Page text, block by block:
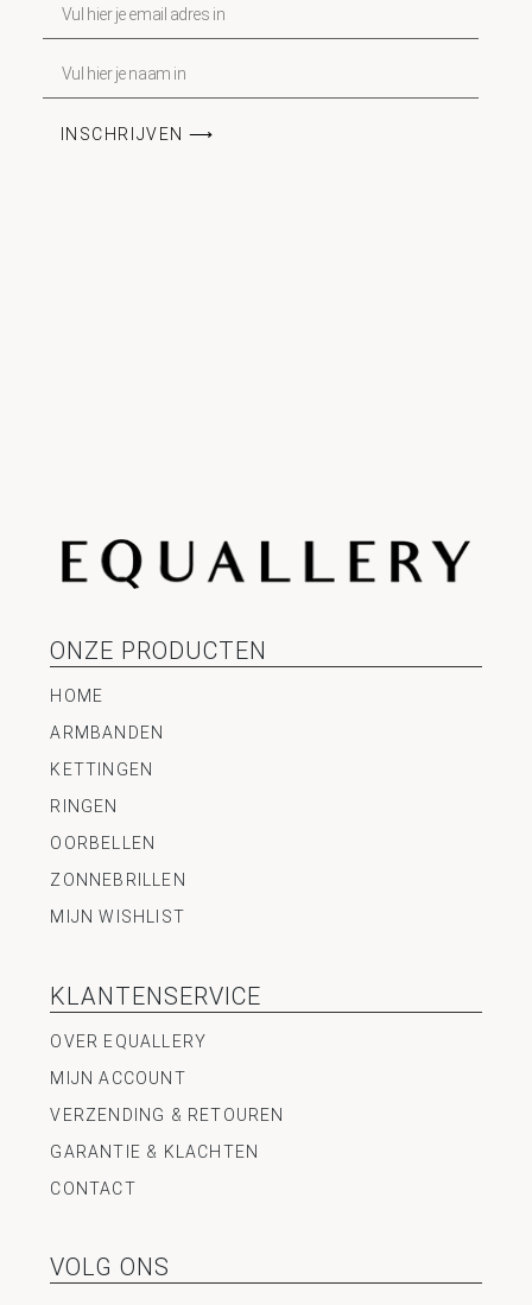
INSCHRIJVEN ⟶
ONZE PRODUCTEN
HOME
ARMBANDEN
KETTINGEN
RINGEN
OORBELLEN
ZONNEBRILLEN
MIJN WISHLIST
KLANTENSERVICE
OVER EQUALLERY
MIJN ACCOUNT
VERZENDING & RETOUREN
GARANTIE & KLACHTEN
CONTACT
VOLG ONS